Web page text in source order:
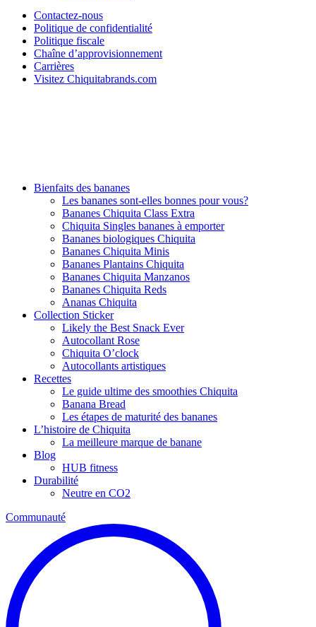
Contactez-nous
Politique de confidentialité
Politique fiscale
Chaîne d’approvisionnement
Carrières
Visitez Chiquitabrands.com
Bienfaits des bananes
Les bananes sont-elles bonnes pour vous?
Bananes Chiquita Class Extra
Chiquita Singles bananes à emporter
Bananes biologiques Chiquita
Bananes Chiquita Minis
Bananes Plantains Chiquita
Bananes Chiquita Manzanos
Bananes Chiquita Reds
Ananas Chiquita
Collection Sticker
Likely the Best Snack Ever
Autocollant Rose
Chiquita O’clock
Autocollants artistiques
Recettes
Le guide ultime des smoothies Chiquita
Banana Bread
Les étapes de maturité des bananes
L’histoire de Chiquita
La meilleure marque de banane
Blog
HUB fitness
Durabilité
Neutre en CO2
Communauté